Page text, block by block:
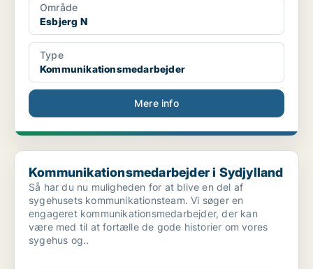
Område
Esbjerg N
Type
Kommunikationsmedarbejder
Mere info
Kommunikationsmedarbejder i Sydjylland
Kommunikationsmedarbejder i Sydjylland
Så har du nu muligheden for at blive en del af
sygehusets kommunikationsteam. Vi søger en
engageret kommunikationsmedarbejder, der kan
være med til at fortælle de gode historier om vores
sygehus og..